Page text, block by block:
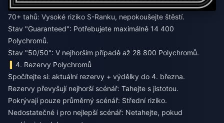
70+ tahů: Vysoké riziko S-Ranku, nepokoušejte štěstí.
Stav "Guaranteed": Potřebujete maximálně 14 400
Polychromů.
Stav "50/50": V nejhorším případě až 28 800 Polychromů.
4. Rezervy Polychromů
Spočítejte si: aktuální rezervy + výdělky do 4. března.
Rezervy převyšují nejhorší scénář: Tahejte s jistotou.
Pokrývají pouze průměrný scénář: Střední riziko.
Nedostatečné i pro nejlepší scénář: Netahejte, pokud